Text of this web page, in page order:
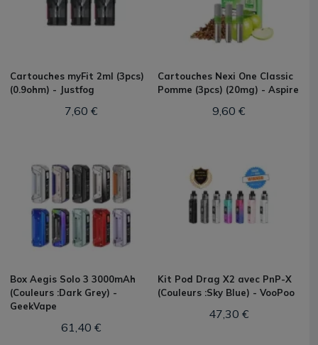
Cartouches myFit 2ml (3pcs)
(0.9ohm) - Justfog
7,60 €
Cartouches Nexi One Classic
Pomme (3pcs) (20mg) - Aspire
9,60 €
Box Aegis Solo 3 3000mAh
(Couleurs :Dark Grey) -
GeekVape
61,40 €
Kit Pod Drag X2 avec PnP-X
(Couleurs :Sky Blue) - VooPoo
47,30 €